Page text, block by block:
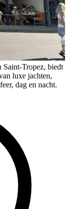
Saint-Tropez, biedt
luxe jachten,
dag en nacht.